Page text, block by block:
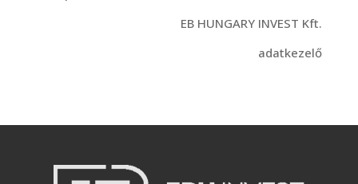
EB HUNGARY INVEST Kft.
adatkezelő